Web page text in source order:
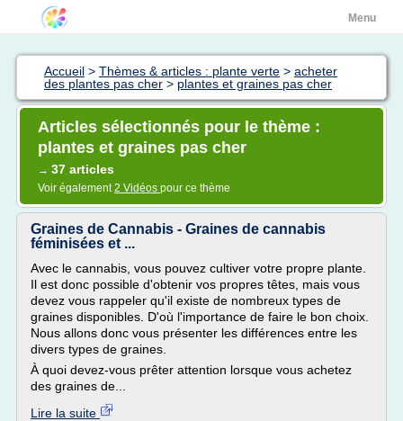
Menu
Accueil > Thèmes & articles : plante verte > acheter
des plantes pas cher > plantes et graines pas cher
Articles sélectionnés pour le thème :
plantes et graines pas cher
→ 37 articles
Voir également2 Vidéos pour ce thème
Graines de Cannabis - Graines de cannabis
féminisées et ...
Avec le cannabis, vous pouvez cultiver votre propre plante.
Il est donc possible d'obtenir vos propres têtes, mais vous
devez vous rappeler qu'il existe de nombreux types de
graines disponibles. D'où l'importance de faire le bon choix.
Nous allons donc vous présenter les différences entre les
divers types de graines.
À quoi devez-vous prêter attention lorsque vous achetez
des graines de...
Lire la suite